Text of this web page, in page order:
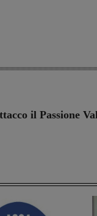
il Passione